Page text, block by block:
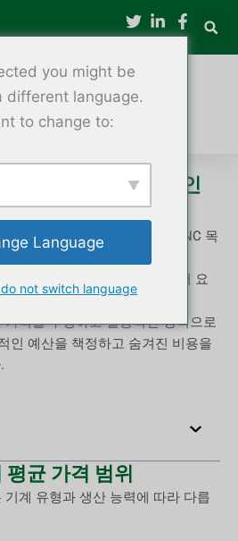
비용 및 가격 결정 요인
많이 묻는 질문 중 하나는 "CNC 목
?"입니다.
준, 맞춤 설정 요구 사항 등 여러 요
가격을 투명하고 실용적인 방식으로
인 예산을 책정하고 숨겨진 비용을
평균 가격 범위
기계 유형과 생산 능력에 따라 다릅
you might be
different language.
to change to:
Language
not switch language